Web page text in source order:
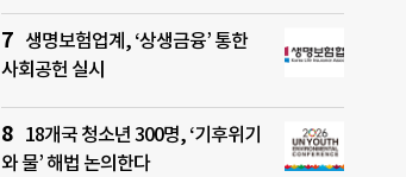
생명보험업계, ‘상생금융’ 통한
사회공헌 실시
18개국 청소년 300명, ‘기후위기
와 물’ 해법 논의한다